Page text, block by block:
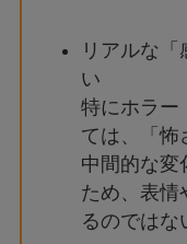
リアルな
い
特にホラー
ては、「怖
中間的な変
ため、表情
るのではな